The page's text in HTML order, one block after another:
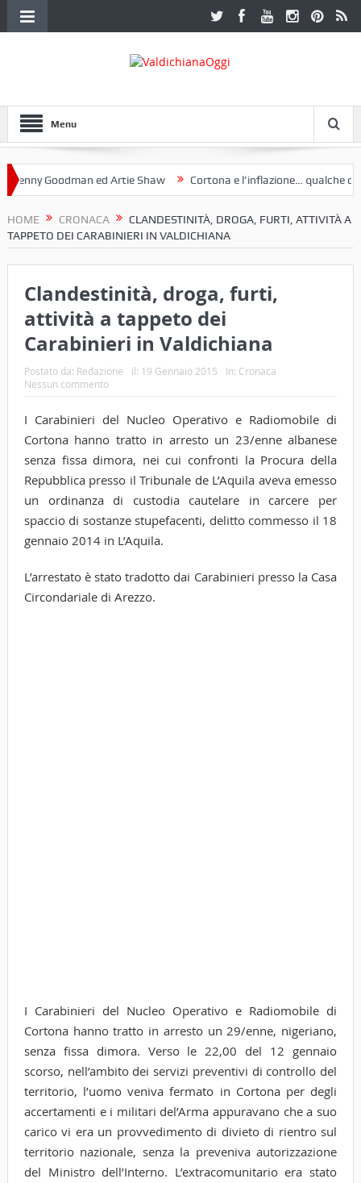
Menu
Goodman ed Artie Shaw Cortona e l’inflazione… qualche
HOME CRONACA
CLANDESTINITÀ, DROGA, FURTI, ATTIVITÀ A
TAPPETO DEI CARABINIERI IN VALDICHIANA
Clandestinità, droga, furti,
attività a tappeto dei
Carabinieri in Valdichiana
Postato da: Redazione il: 19 Gennaio 2015 In: Cronaca
Nessun commento
I Carabinieri del Nucleo Operativo e Radiomobile di
Cortona hanno tratto in arresto un 23/enne albanese
senza fissa dimora, nei cui confronti la Procura della
Repubblica presso il Tribunale de L’Aquila aveva emesso
un ordinanza di custodia cautelare in carcere per
spaccio di sostanze stupefacenti, delitto commesso il 18
gennaio 2014 in L’Aquila.
L’arrestato è stato tradotto dai Carabinieri presso la Casa
Circondariale di Arezzo.
I Carabinieri del Nucleo Operativo e Radiomobile di
Cortona hanno tratto in arresto un 29/enne, nigeriano,
senza fissa dimora. Verso le 22,00 del 12 gennaio
scorso, nell’ambito dei servizi preventivi di controllo del
territorio, l’uomo veniva fermato in Cortona per degli
accertamenti e i militari del’Arma appuravano che a suo
carico vi era un provvedimento di divieto di rientro sul
territorio nazionale, senza la preveniva autorizzazione
del Ministro dell’Interno. L’extracomunitario era stato